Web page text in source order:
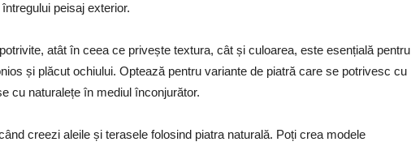
peisaj exterior.
atât în ceea ce privește textura, cât și culoarea, este esențială pentru
și plăcut ochiului. Optează pentru variante de piatră care se potrivesc cu
cu naturalețe în mediul înconjurător.
creezi aleile și terasele folosind piatra naturală. Poți crea modele